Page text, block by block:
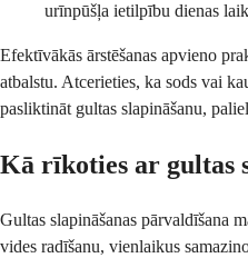
urīnpūšļa ietilpību dienas
Efektīvākās ārstēšanas apvieno
atbalstu. Atcerieties, ka sods vai
pasliktināt gultas slapināšanu,
Kā rīkoties ar gultas
Gultas slapināšanas pārvaldīšana
vides radīšanu, vienlaikus